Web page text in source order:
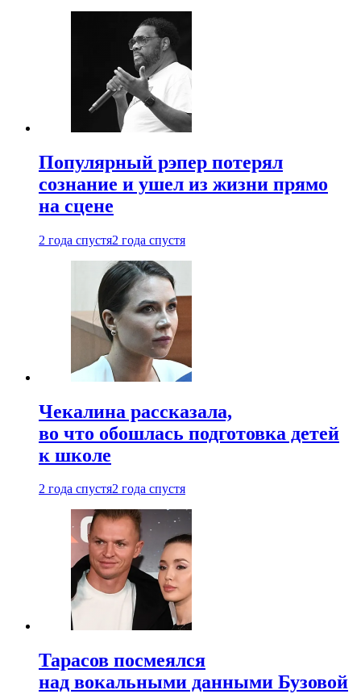
Популярный рэпер потерял
сознание и ушел из жизни прямо
на сцене
2 года спустя2 года спустя
Чекалина рассказала,
во что обошлась подготовка детей
к школе
2 года спустя2 года спустя
Тарасов посмеялся
над вокальными данными Бузовой